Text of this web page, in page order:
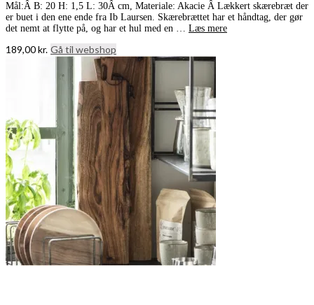
Mål:Â B: 20 H: 1,5 L: 30Â cm, Materiale: Akacie Â Lækkert skærebræt der
er buet i den ene ende fra Ib Laursen. Skærebrættet har et håndtag, der gør
det nemt at flytte på, og har et hul med en … Læs mere
189,00kr. Gå til webshop